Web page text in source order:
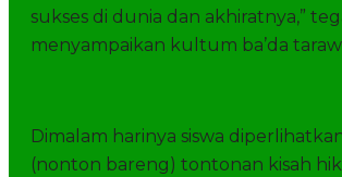
sukses di dunia dan akhiratnya,”
menyampaikan kultum ba’da
Dimalam harinya siswa
(nonton bareng) tontonan kisah